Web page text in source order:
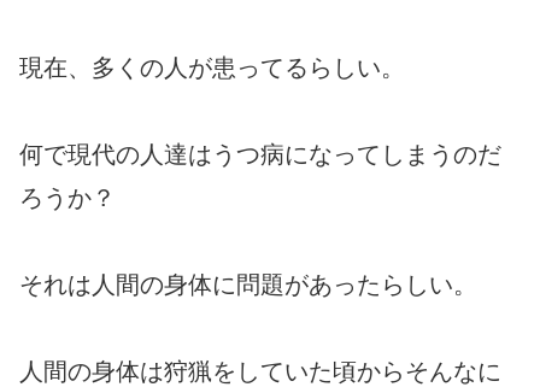
現在、多くの人が患ってるらしい。
何で現代の人達はうつ病になってしまうのだ
ろうか？
それは人間の身体に問題があったらしい。
人間の身体は狩猟をしていた頃からそんなに